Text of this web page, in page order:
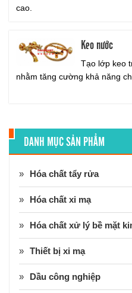
cao.
Keo nước
Tạo lớp keo
nhằm tăng cường khả năng
DANH MỤC SẢN PHẨM
Hóa chất tẩy rửa
Hóa chất xi mạ
Hóa chất xử lý bề mặt
Thiết bị xi mạ
Dầu công nghiệp